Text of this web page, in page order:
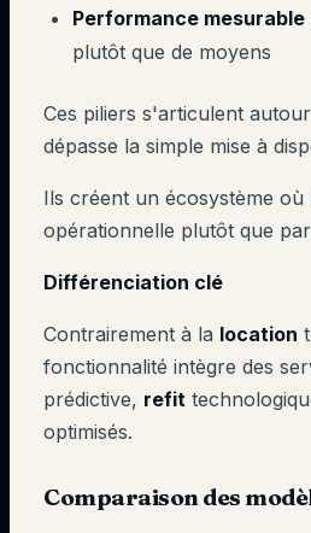
Performance mesurable
plutôt que de moyens
Ces piliers s'articulent
dépasse la simple mise à
Ils créent un écosystème
opérationnelle plutôt que
Différenciation clé
Contrairement à la location
fonctionnalité intègre des
prédictive, refit
optimisés.
Comparaison des